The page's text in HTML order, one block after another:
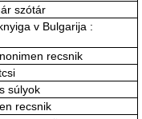
szótár
v Bulgarija :
recsnik
súlyok
recsnik